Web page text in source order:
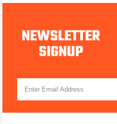
NEWSLETTER
SIGNUP